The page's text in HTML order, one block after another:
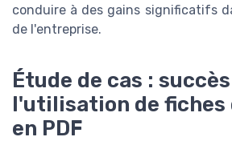
conduire à des gains significatifs
de l'entreprise.
Étude de cas :
l'utilisation de
en PDF